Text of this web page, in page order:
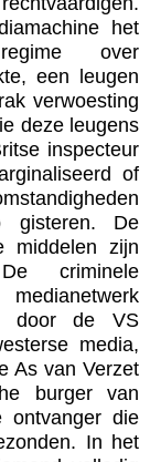
het
over
een leugen
verwoesting
deze leugens
inspecteur
of
gisteren. De
middelen zijn
criminele
door de VS
media,
As van Verzet
burger van
ontvanger die
In het